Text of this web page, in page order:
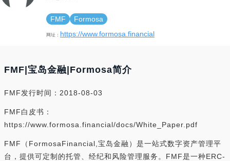
FMF Formosa
网址： https://www.formosa.financial
FMF|宝岛金融|Formosa简介
FMF发行时间：2018-08-03
FMF白皮书：
https://www.formosa.financial/docs/White_Paper.pdf
FMF（FormosaFinancial,宝岛金融）是一站式数字资产管理平
台，提供可定制的托管、经纪和风险管理服务。FMF是一种ERC-